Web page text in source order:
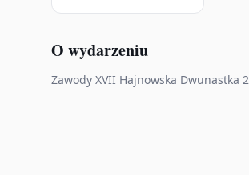
O wydarzeniu
Zawody XVII Hajnowska Dwunastka